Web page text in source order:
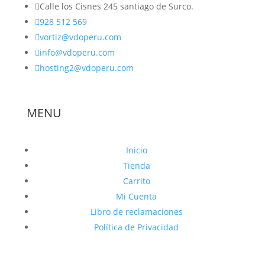
Calle los Cisnes 245 santiago de Surco.
928 512 569
vortiz@vdoperu.com
info@vdoperu.com
hosting2@vdoperu.com
MENU
Inicio
Tienda
Carrito
Mi Cuenta
Libro de reclamaciones
Política de Privacidad